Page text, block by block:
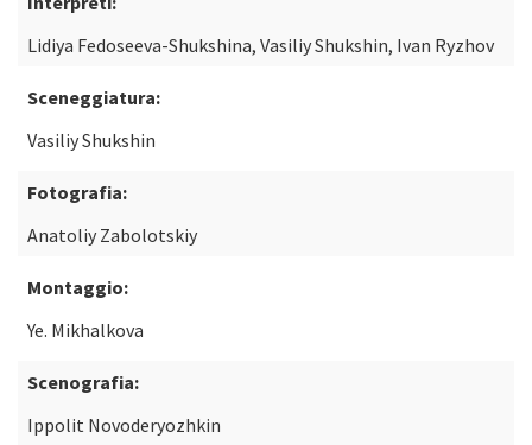
Lidiya Fedoseeva-Shukshina, Vasiliy Shukshin, Ivan Ryzhov
Sceneggiatura:
Vasiliy Shukshin
Fotografia:
Anatoliy Zabolotskiy
Montaggio:
Ye. Mikhalkova
Scenografia:
Ippolit Novoderyozhkin